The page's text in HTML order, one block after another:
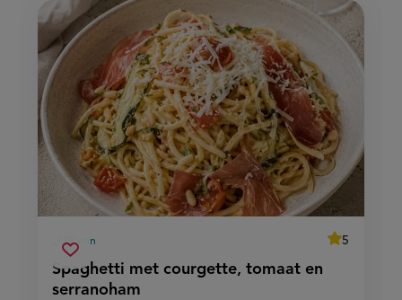
Spaghetti met courgette, tomaat en
serranoham
voorbereidingstijd
30 min
average
5
Beoordeel
Sla
recept
spaghetti
met
courgette,